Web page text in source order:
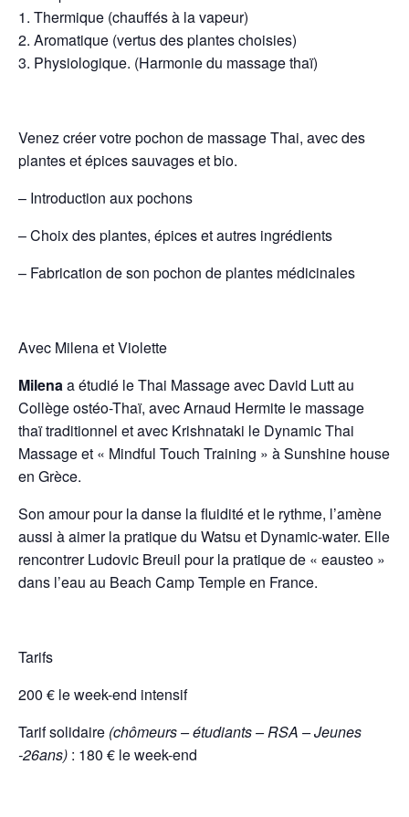
1. Thermique (chauffés à la vapeur)
2. Aromatique (vertus des plantes choisies)
3. Physiologique. (Harmonie du massage thaï)
Venez créer votre pochon de massage Thai, avec des
plantes et épices sauvages et bio.
– Introduction aux pochons
– Choix des plantes, épices et autres ingrédients
– Fabrication de son pochon de plantes médicinales
Avec Milena et Violette
Milenaa étudié le Thai Massage avec David Lutt au
Collège ostéo-Thaï, avec Arnaud Hermite le massage
thaï traditionnel et avec Krishnataki le Dynamic Thai
Massage et « Mindful Touch Training » à Sunshine house
en Grèce.
Son amour pour la danse la fluidité et le rythme, l’amène
aussi à aimer la pratique du Watsu et Dynamic-water. Elle
rencontrer Ludovic Breuil pour la pratique de « eausteo »
dans l’eau au Beach Camp Temple en France.
Tarifs
200 € le week-end intensif
Tarif solidaire (chômeurs – étudiants – RSA – Jeunes
-26ans) : 180 € le week-end